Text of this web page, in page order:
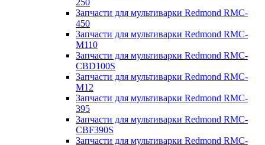
250
Запчасти для мультиварки Redmond RMC-
450
Запчасти для мультиварки Redmond RMC-
M110
Запчасти для мультиварки Redmond RMC-
CBD100S
Запчасти для мультиварки Redmond RMC-
M12
Запчасти для мультиварки Redmond RMC-
395
Запчасти для мультиварки Redmond RMC-
CBF390S
Запчасти для мультиварки Redmond RMC-